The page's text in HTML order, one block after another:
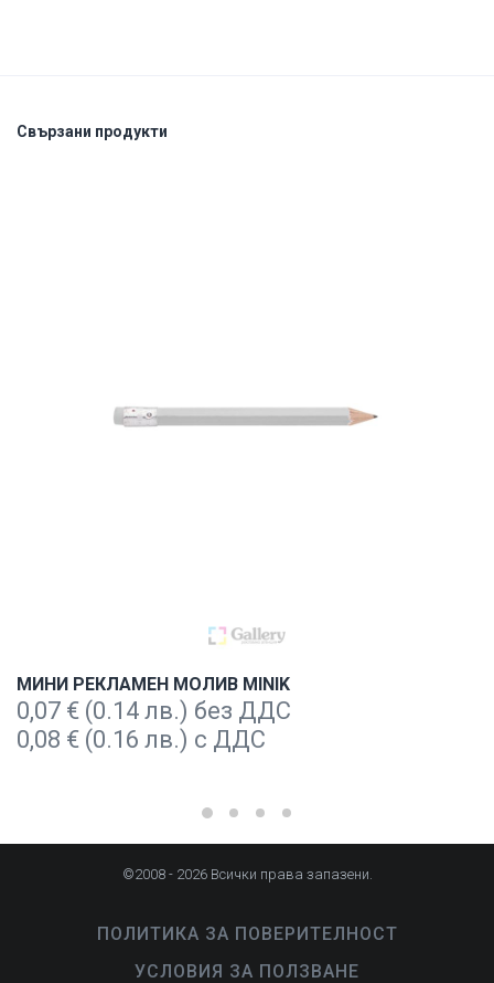
Свързани продукти
МИНИ РЕКЛАМЕН МОЛИВ MINIK
0,07 € (0.14 лв.) без ДДС
0,08 € (0.16 лв.) с ДДС
©2008 - 2026 Всички права запазени.
ПОЛИТИКА ЗА ПОВЕРИТЕЛНОСТ
УСЛОВИЯ ЗА ПОЛЗВАНЕ